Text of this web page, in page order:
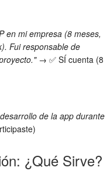
en mi empresa (8 meses,
Fui responsable de
→ ✅ SÍ cuenta (8
de la app durante
¿Qué Sirve?